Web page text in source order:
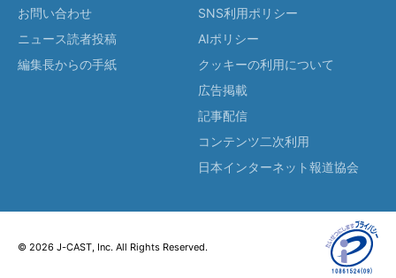
お問い合わせ
ニュース読者投稿
編集長からの手紙
SNS利用ポリシー
AIポリシー
クッキーの利用について
広告掲載
記事配信
コンテンツ二次利用
日本インターネット報道協会
© 2026 J-CAST, Inc. All Rights Reserved.